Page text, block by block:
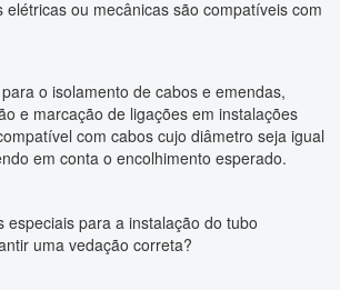
elétricas ou mecânicas são compatíveis com
o isolamento de cabos e emendas,
e marcação de ligações em instalações
com cabos cujo diâmetro seja igual
em conta o encolhimento esperado.
especiais para a instalação do tubo
uma vedação correta?